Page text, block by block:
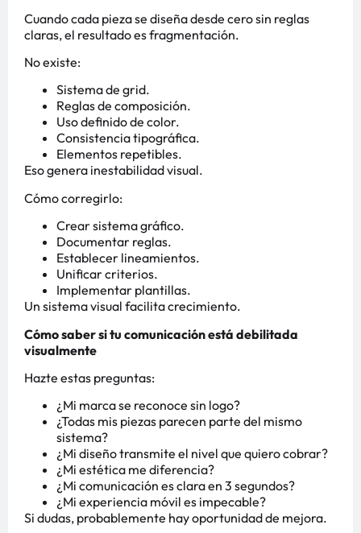
Cuando cada pieza se diseña desde cero sin reglas
claras, el resultado es fragmentación.
No existe:
Sistema de grid.
Reglas de composición.
Uso definido de color.
Consistencia tipográfica.
Elementos repetibles.
Eso genera inestabilidad visual.
Cómo corregirlo:
Crear sistema gráfico.
Documentar reglas.
Establecer lineamientos.
Unificar criterios.
Implementar plantillas.
Un sistema visual facilita crecimiento.
Cómo saber si tu comunicación está debilitada
visualmente
Hazte estas preguntas:
¿Mi marca se reconoce sin logo?
¿Todas mis piezas parecen parte del mismo
sistema?
¿Mi diseño transmite el nivel que quiero cobrar?
¿Mi estética me diferencia?
¿Mi comunicación es clara en 3 segundos?
¿Mi experiencia móvil es impecable?
Si dudas, probablemente hay oportunidad de mejora.